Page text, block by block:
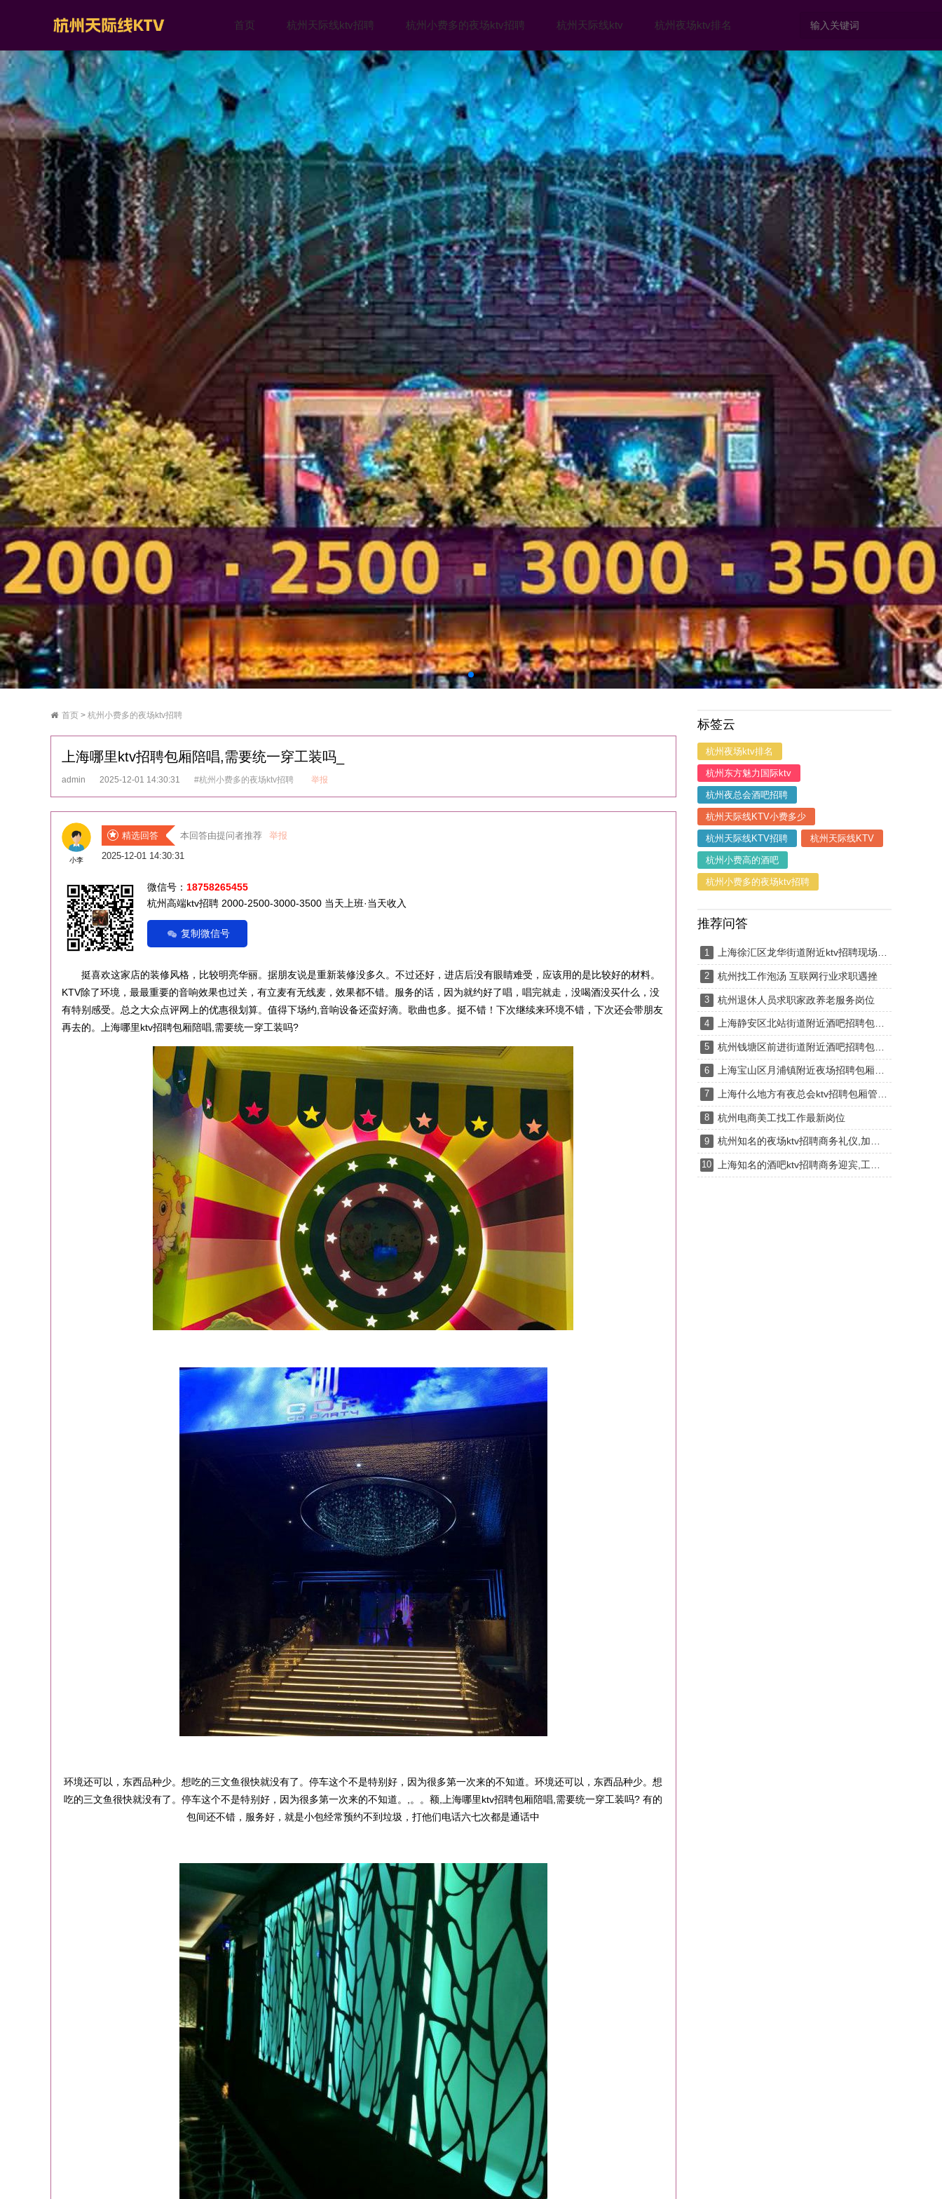
首页 杭州天际线ktv招聘 杭州小费多的夜场ktv招聘 杭州天际线ktv 杭州夜场ktv排名
首页 > 杭州小费多的夜场ktv招聘
上海哪里ktv招聘包厢陪唱,需要统一穿工装吗_
admin 2025-12-01 14:30:31 #杭州小费多的夜场ktv招聘 举报
小李
精选回答 本回答由提问者推荐
举报
2025-12-01 14:30:31
微信号： 18758265455
杭州高端ktv招聘 2000-2500-3000-3500 当天上班·当天收入
复制微信号
挺喜欢这家店的装修风格，比较明亮华丽。据朋友说是重新装修没多久。不过还好，进店后没有眼睛难受，应该用的是比较好的材料。
KTV除了环境，最最重要的音响效果也过关，有立麦有无线麦，效果都不错。服务的话，因为就约好了唱，唱完就走，没喝酒没买什么，没
有特别感受。总之大众点评网上的优惠很划算。值得下场约,音响设备还蛮好滴。歌曲也多。挺不错！下次继续来环境不错，下次还会带朋友
再去的。上海哪里ktv招聘包厢陪唱,需要统一穿工装吗?
环境还可以，东西品种少。想吃的三文鱼很快就没有了。停车这个不是特别好，因为很多第一次来的不知道。环境还可以，东西品种少。想
吃的三文鱼很快就没有了。停车这个不是特别好，因为很多第一次来的不知道。,。。额,上海哪里ktv招聘包厢陪唱,需要统一穿工装吗? 有的
包间还不错，服务好，就是小包经常预约不到垃圾，打他们电话六七次都是通话中
标签云
杭州夜场ktv排名
杭州东方魅力国际ktv
杭州夜总会酒吧招聘
杭州天际线KTV小费多少
杭州天际线KTV招聘 杭州天际线KTV
杭州小费高的酒吧
杭州小费多的夜场ktv招聘
推荐问答
1 上海徐汇区龙华街道附近ktv招聘现场DJ,有哪些工作岗位
2 杭州找工作泡汤 互联网行业求职遇挫
3 杭州退休人员求职家政养老服务岗位
4 上海静安区北站街道附近酒吧招聘包厢气氛租,一个月上几天班
5 杭州钱塘区前进街道附近酒吧招聘包厢服务员,(不抽台费)
6 上海宝山区月浦镇附近夜场招聘包厢陪唱,是当天上班当天发薪吗？
7
8 杭州电商美工找工作最新岗位
9
10